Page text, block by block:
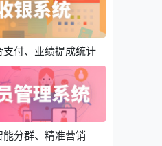
付、业绩提成统计
分群、精准营销